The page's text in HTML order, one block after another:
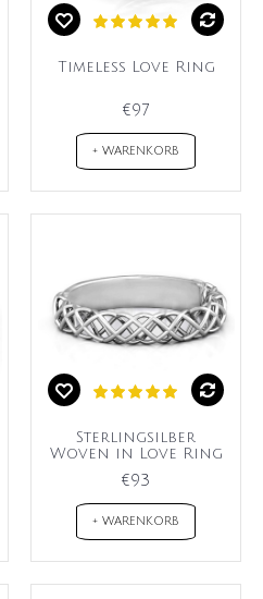
Timeless Love Ring
€97
+ WARENKORB
Sterlingsilber
Woven in Love Ring
€93
+ WARENKORB